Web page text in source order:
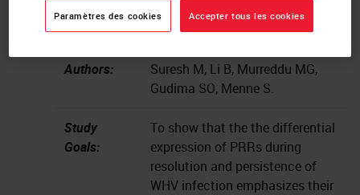
Instrument: Aperio GT 450
Authors:
Suresh M, Li B, Murreddu MG,
Gudima SO, Menne S.
Study
Goals:
To show that the the differential
expression of PRRs during
resolution and persistence of
WHV infection emphasizes their
Paramètres des cookies Accepter tous les cookies